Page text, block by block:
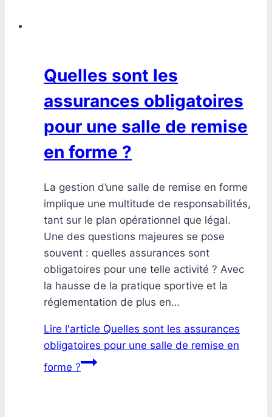
Quelles sont les
assurances obligatoires
pour une salle de remise
en forme ?
La gestion d’une salle de remise en forme
implique une multitude de responsabilités,
tant sur le plan opérationnel que légal.
Une des questions majeures se pose
souvent : quelles assurances sont
obligatoires pour une telle activité ? Avec
la hausse de la pratique sportive et la
réglementation de plus en…
Lire l'article Quelles sont les assurances
obligatoires pour une salle de remise en
forme ?